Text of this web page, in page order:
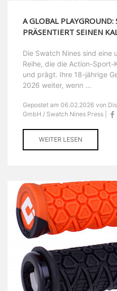
A GLOBAL PLAYGROUND:
PRÄSENTIERT SEINEN
Die Swatch Nines sind eine
Reihe, die die Action-
und prägt. Ihre 18-jährige
2026 weiter, wenn ...
Gepostet am 06.02.2026 von
GmbH / Swatch Nines Press |
WEITER LESEN